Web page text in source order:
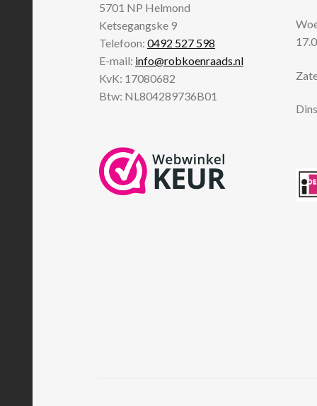
5701 NP Helmond
Ketsegangske 9
Telefoon:0492 527 598
E-mail: info@robkoenraads.nl
KvK: 17080682
Btw: NL804289736B01